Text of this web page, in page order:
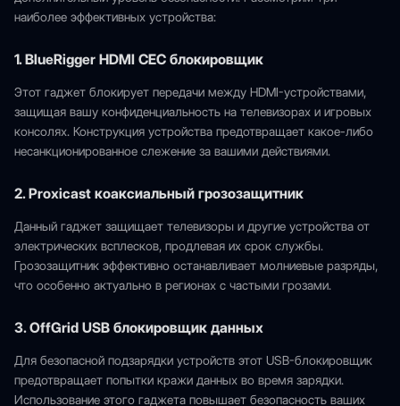
наиболее эффективных устройства:
1. BlueRigger HDMI CEC блокировщик
Этот гаджет блокирует передачи между HDMI-устройствами,
защищая вашу конфиденциальность на телевизорах и игровых
консолях. Конструкция устройства предотвращает какое-либо
несанкционированное слежение за вашими действиями.
2. Proxicast коаксиальный грозозащитник
Данный гаджет защищает телевизоры и другие устройства от
электрических всплесков, продлевая их срок службы.
Грозозащитник эффективно останавливает молниевые разряды,
что особенно актуально в регионах с частыми грозами.
3. OffGrid USB блокировщик данных
Для безопасной подзарядки устройств этот USB-блокировщик
предотвращает попытки кражи данных во время зарядки.
Использование этого гаджета повышает безопасность ваших